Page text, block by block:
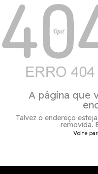
A página que
Talvez o endereço
removida.
Volte